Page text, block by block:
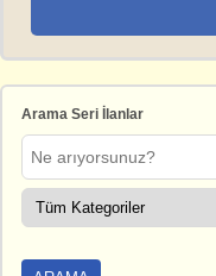
Arama Seri İlanlar